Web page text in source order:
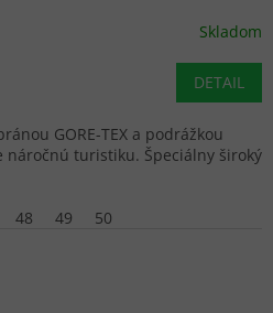
Skladom
DETAIL
GORE-TEX a podrážkou
turistiku. Špeciálny široký
48 49 50